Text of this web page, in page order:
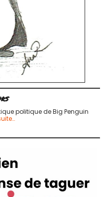
politique de Big Penguin